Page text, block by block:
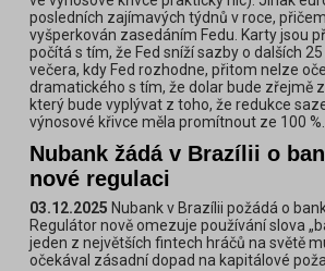
posledních zajímavých týdnů v roce,
vyšperkován zasedáním Fedu. Karty jsou
počítá s tím, že Fed sníží sazby o dalších
večera, kdy Fed rozhodne, přitom nelze
dramatického s tím, že dolar bude zřejmě
který bude vyplývat z toho, že redukce
výnosové křivce měla promítnout ze 100 %.
Nubank žádá v Brazílii o
nové regulaci
03.12.2025 Nubank v Brazílii požádá o
Regulátor nově omezuje používání slova
jeden z největších fintech hráčů na světě
očekával zásadní dopad na kapitálové